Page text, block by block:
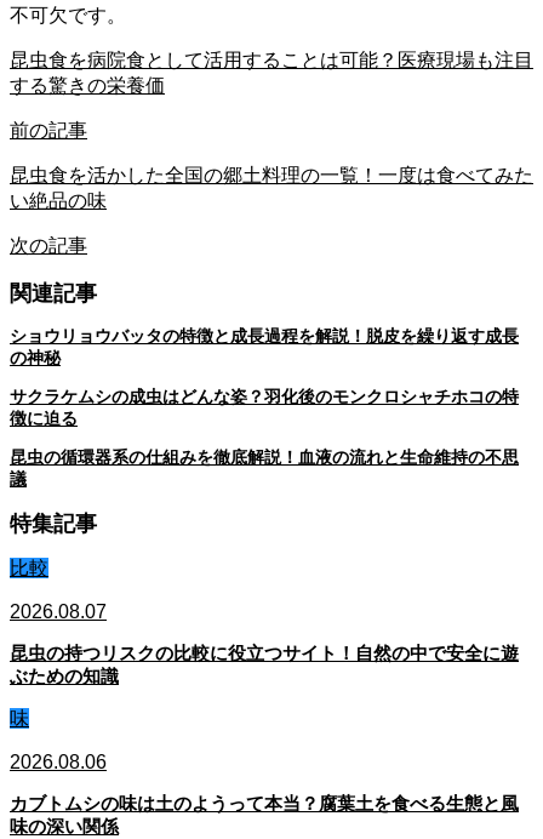
不可欠です。
昆虫食を病院食として活用することは可能？医療現場も注目
する驚きの栄養価
前の記事
昆虫食を活かした全国の郷土料理の一覧！一度は食べてみた
い絶品の味
次の記事
関連記事
ショウリョウバッタの特徴と成長過程を解説！脱皮を繰り返す成長
の神秘
サクラケムシの成虫はどんな姿？羽化後のモンクロシャチホコの特
徴に迫る
昆虫の循環器系の仕組みを徹底解説！血液の流れと生命維持の不思
議
特集記事
比較
2026.08.07
昆虫の持つリスクの比較に役立つサイト！自然の中で安全に遊
ぶための知識
味
2026.08.06
カブトムシの味は土のようって本当？腐葉土を食べる生態と風
味の深い関係